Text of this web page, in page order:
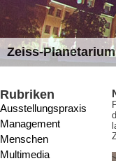
Zeiss-
Rubriken
Ausstellungspraxis
Management
Menschen
Multimedia